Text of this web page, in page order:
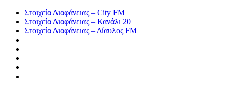
Στοιχεία Διαφάνειας – City FM
Στοιχεία Διαφάνειας – Κανάλι 20
Στοιχεία Διαφάνειας – Δίαυλος FM